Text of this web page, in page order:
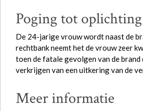
Poging tot oplichting
De 24-jarige vrouw wordt naast de
rechtbank neemt het de vrouw zeer
toen de fatale gevolgen van de
verkrijgen van een uitkering van de
Meer informatie